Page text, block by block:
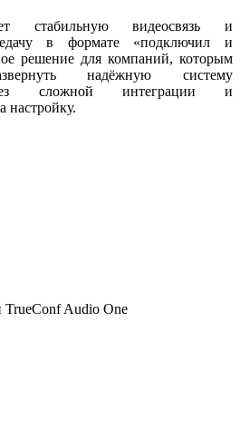
стабильную видеосвязь и
в формате «подключил и
решение для компаний, которым
надёжную систему
без сложной интеграции и
настройку.
Audio One